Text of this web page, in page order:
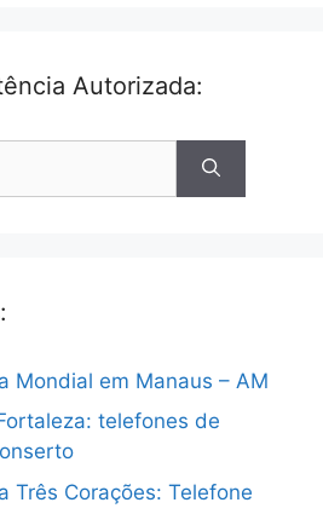
Autorizada:
Mondial em Manaus – AM
telefones de
Três Corações: Telefone